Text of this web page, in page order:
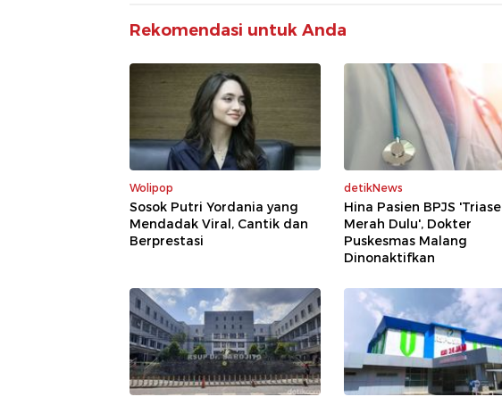
Rekomendasi untuk Anda
Wolipop
Sosok Putri Yordania yang
Mendadak Viral, Cantik dan
Berprestasi
detikNews
Hina Pasien BPJS 'Triase
Merah Dulu', Dokter
Puskesmas Malang
Dinonaktifkan